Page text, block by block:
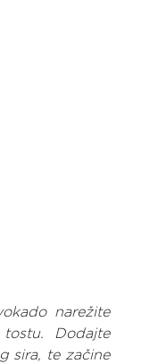
narežite
Dodajte
sira, te začine